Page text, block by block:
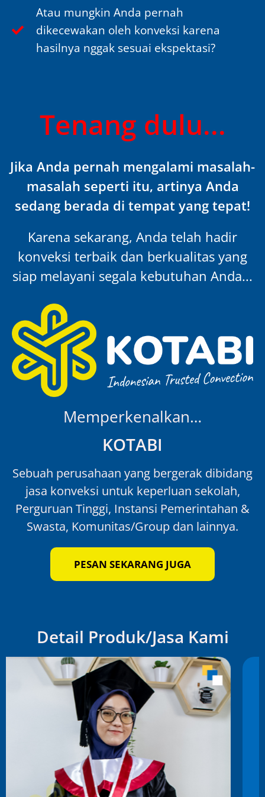
Atau mungkin Anda pernah
dikecewakan oleh konveksi karena
hasilnya nggak sesuai ekspektasi?
Tenang dulu...
Jika Anda pernah mengalami masalah-
masalah seperti itu, artinya Anda
sedang berada di tempat yang tepat!
Karena sekarang, Anda telah hadir
konveksi terbaik dan berkualitas yang
siap melayani segala kebutuhan Anda...
Memperkenalkan…
KOTABI
Sebuah perusahaan yang bergerak dibidang
jasa konveksi untuk keperluan sekolah,
Perguruan Tinggi, Instansi Pemerintahan &
Swasta, Komunitas/Group dan lainnya.
PESAN SEKARANG JUGA
Detail Produk/Jasa Kami